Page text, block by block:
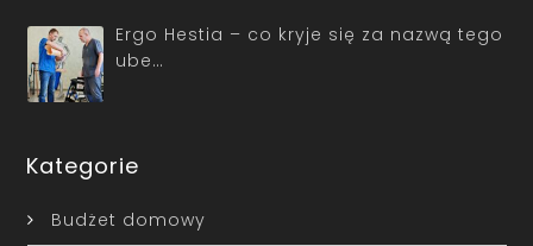
Ergo Hestia – co kryje się za nazwą tego
ube…
Kategorie
Budżet domowy